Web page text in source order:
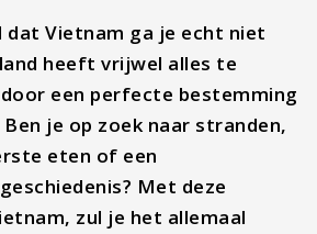
dat Vietnam ga je echt niet
heeft vrijwel alles te
een perfecte bestemming
je op zoek naar stranden,
eten of een
Met deze
zul je het allemaal